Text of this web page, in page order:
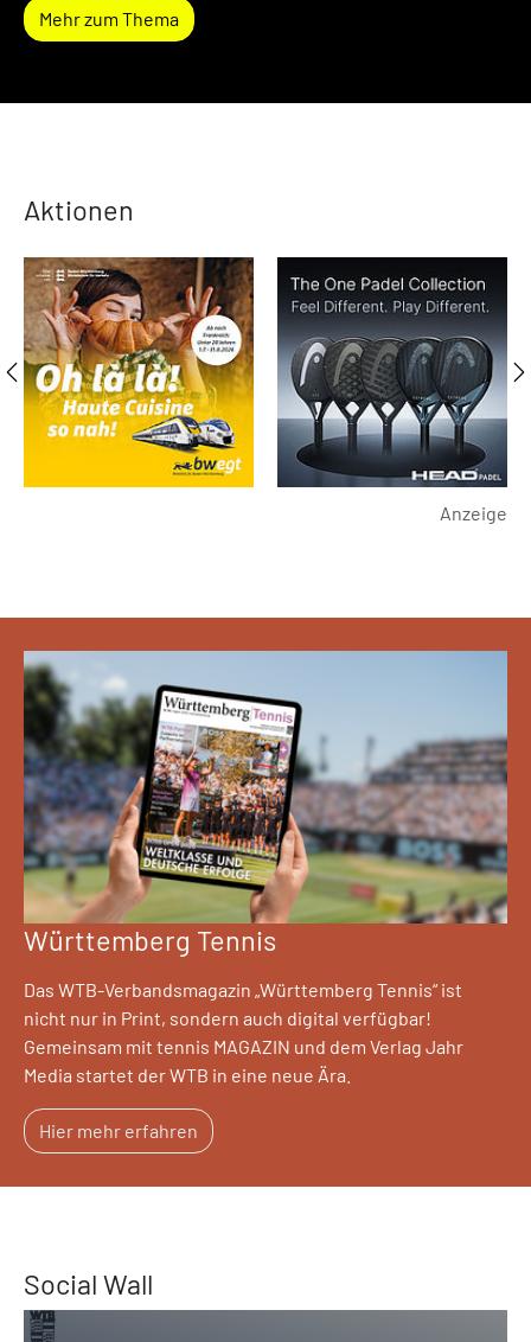
Mehr zum Thema
Aktionen
Anzeige
Württemberg Tennis
Das WTB-Verbandsmagazin „Württemberg Tennis“ ist
nicht nur in Print, sondern auch digital verfügbar!
Gemeinsam mit tennis MAGAZIN und dem Verlag Jahr
Media startet der WTB in eine neue Ära.
Hier mehr erfahren
Social Wall